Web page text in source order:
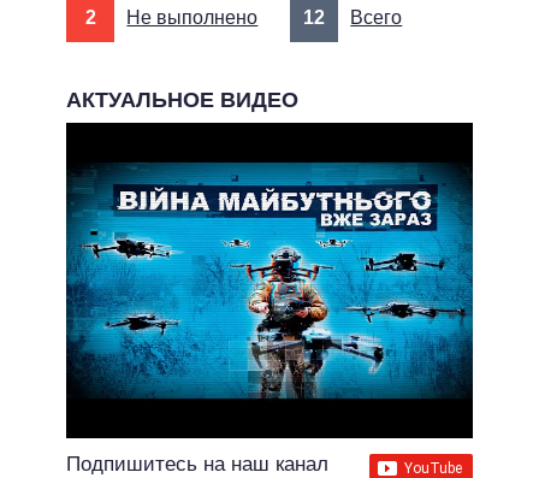
2 Не выполнено 12 Всего
АКТУАЛЬНОЕ ВИДЕО
Подпишитесь на наш канал